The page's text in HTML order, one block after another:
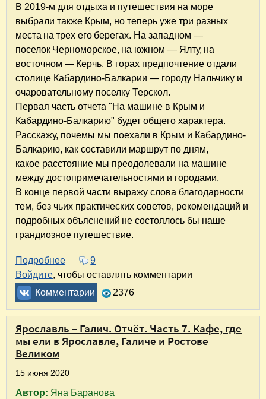
В 2019-м для отдыха и путешествия на море
выбрали также Крым, но теперь уже три разных
места на трех его берегах. На западном —
поселок Черноморское, на южном — Ялту, на
восточном — Керчь. В горах предпочтение отдали
столице Кабардино-Балкарии — городу Нальчику и
очаровательному поселку Терскол.
Первая часть отчета "На машине в Крым и
Кабардино-Балкарию" будет общего характера.
Расскажу, почемы мы поехали в Крым и Кабардино-
Балкарию, как составили маршрут по дням,
какое расстояние мы преодолевали на машине
между достопримечательностями и городами.
В конце первой части выражу слова благодарности
тем, без чьих практических советов, рекомендаций и
подробных объяснений не состоялось бы наше
грандиозное путешествие.
Подробнее о На машине в Крым и Кабардино-
9
Войдите, чтобы оставлять комментарии
Комментарии
2376
Ярославль – Галич. Отчёт. Часть 7. Кафе, где
мы ели в Ярославле, Галиче и Ростове
Великом
15 июня 2020
Автор: Яна Баранова